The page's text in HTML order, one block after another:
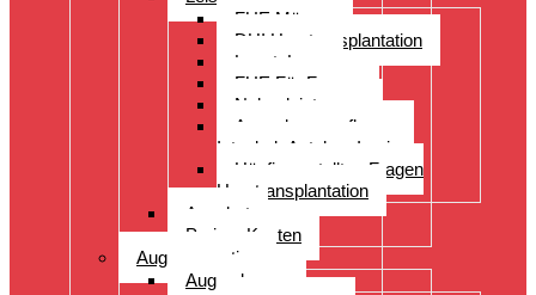
FUE Männer
DHI Haartransplantation
LongtoLong
FUE Für Frauen
Nebenleistungen
Augenbrauenpflanzung
Istanbul- Antalya- Izmir
Häufig gestellten Fragen
Haartransplantation
Angebot
Preise- Kosten
Augenoperation
Augen lasern